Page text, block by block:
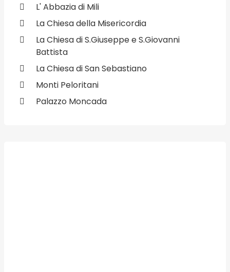
L' Abbazia di Mili
La Chiesa della Misericordia
La Chiesa di S.Giuseppe e S.Giovanni
Battista
La Chiesa di San Sebastiano
Monti Peloritani
Palazzo Moncada